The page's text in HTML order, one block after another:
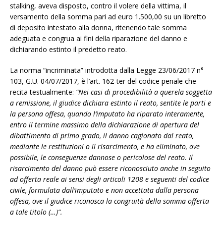
stalking, aveva disposto, contro il volere della vittima, il
versamento della somma pari ad euro 1.500,00 su un libretto
di deposito intestato alla donna, ritenendo tale somma
adeguata e congrua ai fini della riparazione del danno e
dichiarando estinto il predetto reato.
La norma “incriminata” introdotta dalla Legge 23/06/2017 n°
103, G.U. 04/07/2017, è l’art. 162-ter del codice penale che
recita testualmente: “Nei casi di procedibilità a querela soggetta
a remissione, il giudice dichiara estinto il reato, sentite le parti e
la persona offesa, quando l’imputato ha riparato interamente,
entro il termine massimo della dichiarazione di apertura del
dibattimento di primo grado, il danno cagionato dal reato,
mediante le restituzioni o il risarcimento, e ha eliminato, ove
possibile, le conseguenze dannose o pericolose del reato. Il
risarcimento del danno può essere riconosciuto anche in seguito
ad offerta reale ai sensi degli articoli 1208 e seguenti del codice
civile, formulata dall’imputato e non accettata dalla persona
offesa, ove il giudice riconosca la congruità della somma offerta
a tale titolo (…)”.